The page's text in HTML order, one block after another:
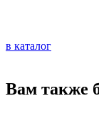
в каталог
Вам также